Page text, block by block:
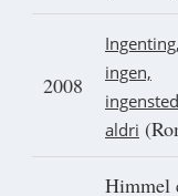
2008
Ingenting,
ingen,
aldri
Himmel